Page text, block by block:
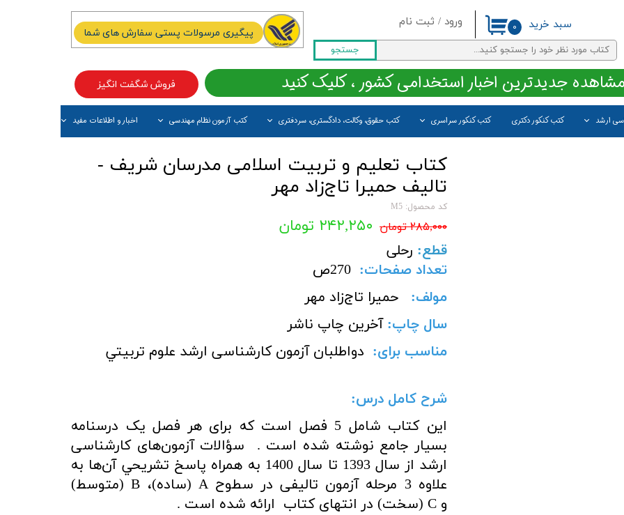
ورود / ثبت نام
حساب کاربری من
تغییر گذر واژه
سفارشات
خروج از حساب کاربری
جستجو
ارشد کتب کنکور دکتری کتب کنکور سراسری کتب حقوق، وکالت، دادگستری، سردفتری کتب آزمون نظام مهندسی اخبار و اطلاعات مفید
۰ سبد خرید
فروش شگفت انگیز جدیدترین اخبار استخدامی کشور ، کلیک کنید
پیگیری مرسولات پستی سفارش های شما
کتاب تعلیم و تربیت اسلامی مدرسان شریف -
تالیف حميرا تاج‌زاد مهر
کد محصول: M5
۲۸۵,۰۰۰ تومان ۲۴۲,۲۵۰ تومان
قطع: رحلی
تعداد صفحات:
270ص
مولف:
حميرا تاج‌زاد مهر
سال چاپ: آخرین چاپ ناشر
مناسب برای: دواطلبان آزمون کارشناسی ارشد علوم تربيتي
شرح کامل درس:
این کتاب شامل 5 فصل است که برای هر فصل یک درسنامه
بسیار جامع نوشته شده است .
سؤالات آزمون‌های کارشناسی
ارشد از سال 1393 تا سال 1400 به همراه پاسخ تشريحي آن‌ها به
علاوه 3 مرحله آزمون تالیفی در سطوح A (ساده)، B (متوسط)
و C (سخت) در انتهای کتاب ارائه شده است
.